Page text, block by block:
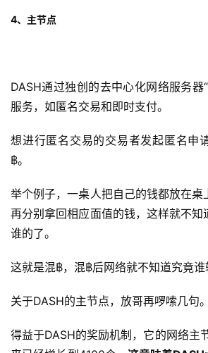
4、主节点
DASH通过独创的去中心化网络服务器
服务，如匿名交易和即时支付。
想进行匿名交易的交易者发起匿名申
฿。
举个例子，一桌人把自己的钱都放在桌
再分别拿回相应面值的钱，这样就不知
谁的了。
这就是混฿，混฿后网络就不知道究竟谁
关于DASH的主节点，放哥再啰嗦几句。
得益于DASH的奖励机制，它的网络主